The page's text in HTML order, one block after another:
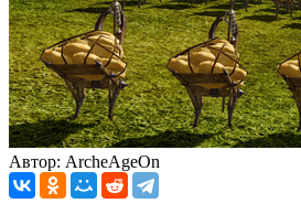
Автор: ArcheAgeOn